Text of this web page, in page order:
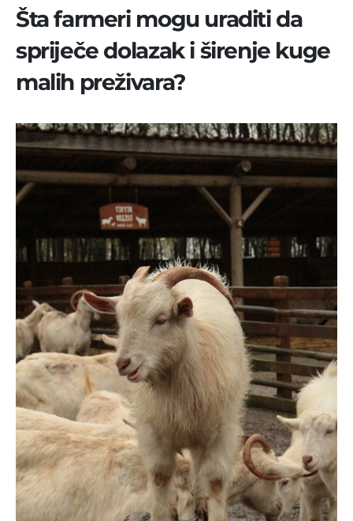
Šta farmeri mogu uraditi da
spriječe dolazak i širenje kuge
malih preživara?